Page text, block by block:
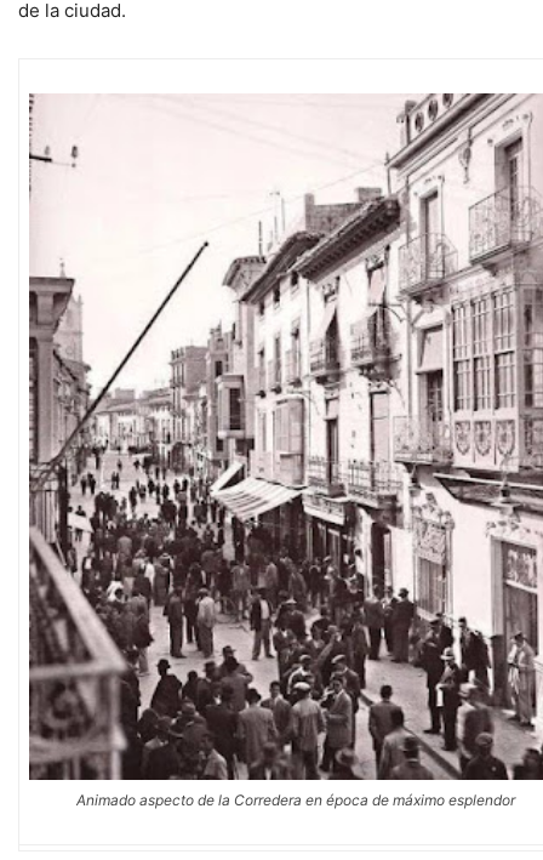
de la ciudad.
Animado aspecto de la Corredera en época de máximo esplendor